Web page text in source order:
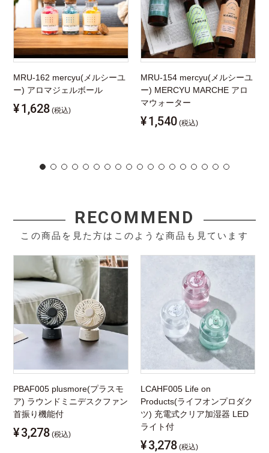
MRU-162 mercyu(メルシーユ
ー) アロマジェルボール
¥1,628 (税込)
MRU-154 mercyu(メルシーユ
ー) MERCYU MARCHE アロ
マウォーター
¥1,540 (税込)
RECOMMEND
この商品を見た方はこのような商品も見ています
PBAF005 plusmore(プラスモ
ア) ラウンドミニデスクファン
首振り機能付
¥3,278 (税込)
LCAHF005 Life on
Products(ライフオンプロダク
ツ) 充電式クリア加湿器 LED
ライト付
¥3,278 (税込)